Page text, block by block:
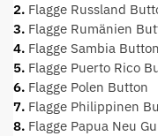
2. Flagge Russland
3. Flagge Rumänien
4. Flagge Sambia Button
5. Flagge Puerto Rico
6. Flagge Polen Button
7. Flagge Philippinen
8. Flagge Papua Neu